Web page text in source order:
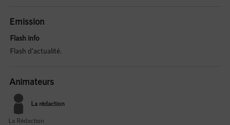
Emission
Flash info
Flash d'actualité.
Animateurs
La rédaction
La Rédaction